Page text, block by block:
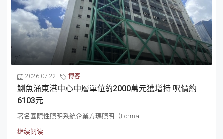
2026-07-22 博客
鰂魚涌東港中心中層單位約2000萬元獲增持 呎價約
6103元
著名國際性照明系統企業方瑪照明（Forma...
继续阅读